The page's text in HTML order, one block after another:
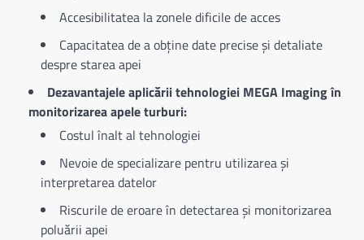
Accesibilitatea la zonele dificile de acces
Capacitatea de a obține date precise și detaliate
despre starea apei
Dezavantajele aplicării tehnologiei MEGA Imaging în
monitorizarea apele turburi:
Costul înalt al tehnologiei
Nevoie de specializare pentru utilizarea și
interpretarea datelor
Riscurile de eroare în detectarea și monitorizarea
poluării apei